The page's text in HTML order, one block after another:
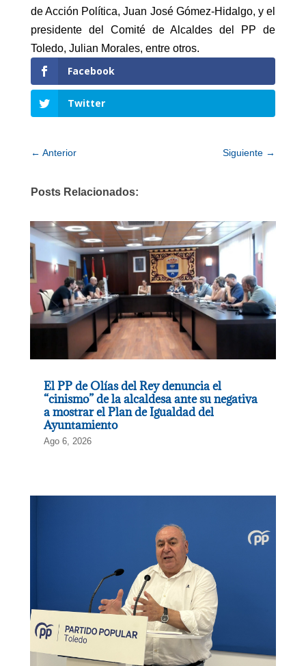
de Acción Política, Juan José Gómez-Hidalgo, y el
presidente del Comité de Alcaldes del PP de
Toledo, Julian Morales, entre otros.
Facebook
Twitter
← Anterior Siguiente →
Posts Relacionados:
El PP de Olías del Rey denuncia el
“cinismo” de la alcaldesa ante su negativa
a mostrar el Plan de Igualdad del
Ayuntamiento
Ago 6, 2026